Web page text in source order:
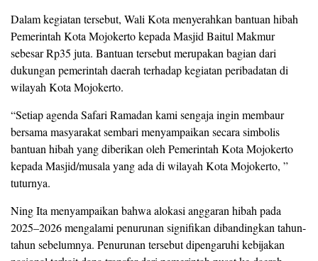
Dalam kegiatan tersebut, Wali Kota menyerahkan bantuan hibah
Pemerintah Kota Mojokerto kepada Masjid Baitul Makmur
sebesar Rp35 juta. Bantuan tersebut merupakan bagian dari
dukungan pemerintah daerah terhadap kegiatan peribadatan di
wilayah Kota Mojokerto.
“Setiap agenda Safari Ramadan kami sengaja ingin membaur
bersama masyarakat sembari menyampaikan secara simbolis
bantuan hibah yang diberikan oleh Pemerintah Kota Mojokerto
kepada Masjid/musala yang ada di wilayah Kota Mojokerto, ”
tuturnya.
Ning Ita menyampaikan bahwa alokasi anggaran hibah pada
2025–2026 mengalami penurunan signifikan dibandingkan tahun-
tahun sebelumnya. Penurunan tersebut dipengaruhi kebijakan